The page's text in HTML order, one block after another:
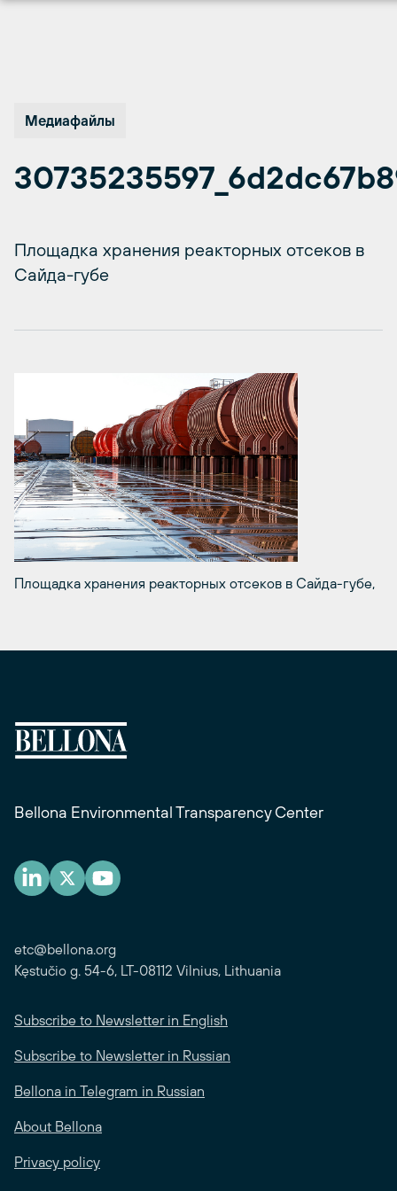
Медиафайлы
Площадка хранения реакторных отсеков в
Сайда-губе
Площадка хранения реакторных отсеков в Сайда-губе,
Bellona Environmental Transparency Center
etc@bellona.org
Kęstučio g. 54-6, LT-08112 Vilnius, Lithuania
Subscribe to Newsletter in English
Subscribe to Newsletter in Russian
Bellona in Telegram in Russian
About Bellona
Privacy policy